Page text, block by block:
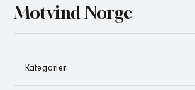
Motvind Norge
Kategorier